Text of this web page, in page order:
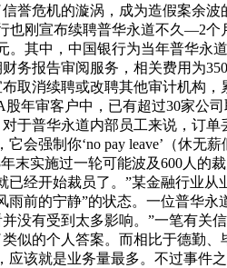
誉危机的漩涡，成为造假案余
刚宣布续聘普华永道不久—2
其中，中国银行为当年普华
务报告审阅服务，相关费用为
取消续聘或改聘其他审计机构
年审客户中，已有超过30家公
于普华永道内部员工来说，订
会强制你‘no pay leave’（休
末实施过一轮可能波及600人的
经开始裁员了。”某金融行业
前的宁静”的状态。一位普华
没有受到太多影响。”一笔有
的个人答案。而相比于德勤
该就是业务量最多。不过事件